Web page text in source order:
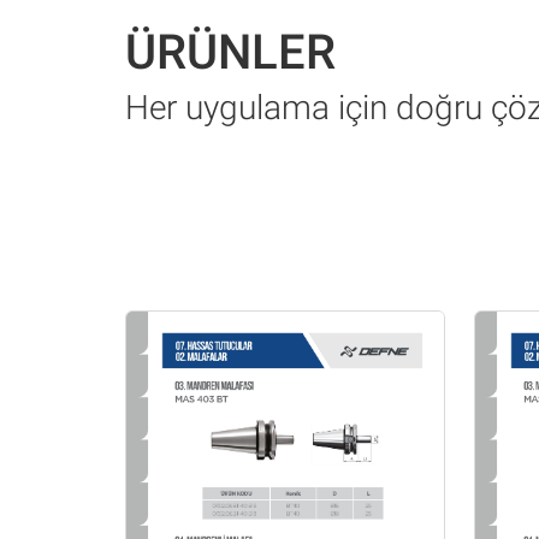
ÜRÜNLER
Her uygulama için doğru